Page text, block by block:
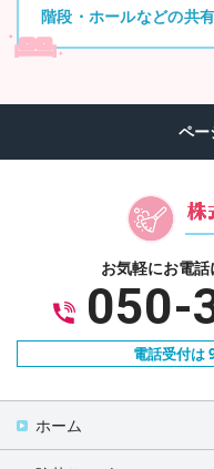
階段・ホールなどの共
お気軽にお電話
050-
電話受付は
ホーム